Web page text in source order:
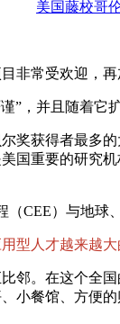
美国藤校哥
目非常受欢迎，
”，并且随着
奖获得者最多
国重要的研究
CEE）与地球
型人才越来越
邻。在这个全
小餐馆、方便